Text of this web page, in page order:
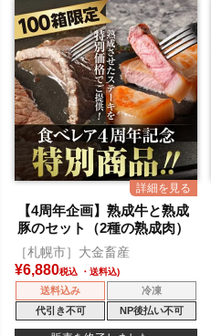
【4周年企画】熟成牛と熟成
豚のセット（2種の熟成肉）
［札幌市］大金畜産
¥6,880税込
送料込み
冷凍
代引き不可
NP後払い不可